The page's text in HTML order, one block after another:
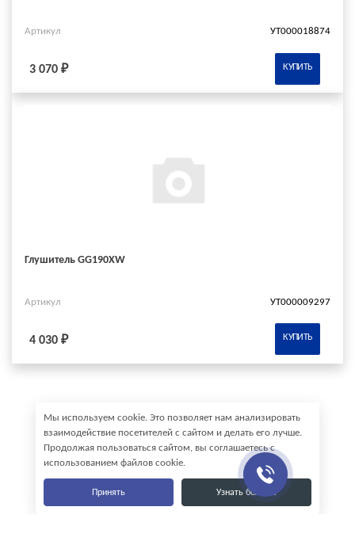
Артикул УТ000018874
3 070 ₽ КУПИТЬ
Глушитель GG190XW
Артикул УТ000009297
4 030 ₽ КУПИТЬ
Мы используем cookie. Это позволяет нам анализировать
взаимодействие посетителей с сайтом и делать его лучше.
Продолжая пользоваться сайтом, вы соглашаетесь с
использованием файлов cookie.
Принять Узнать больше